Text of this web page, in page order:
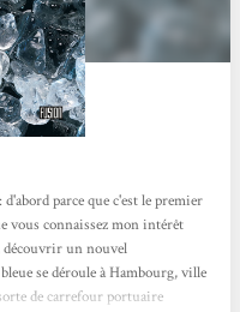
d'abord parce que c'est le premier
vous connaissez mon intérêt
découvrir un nouvel
se déroule à Hambourg, ville
de carrefour portuaire